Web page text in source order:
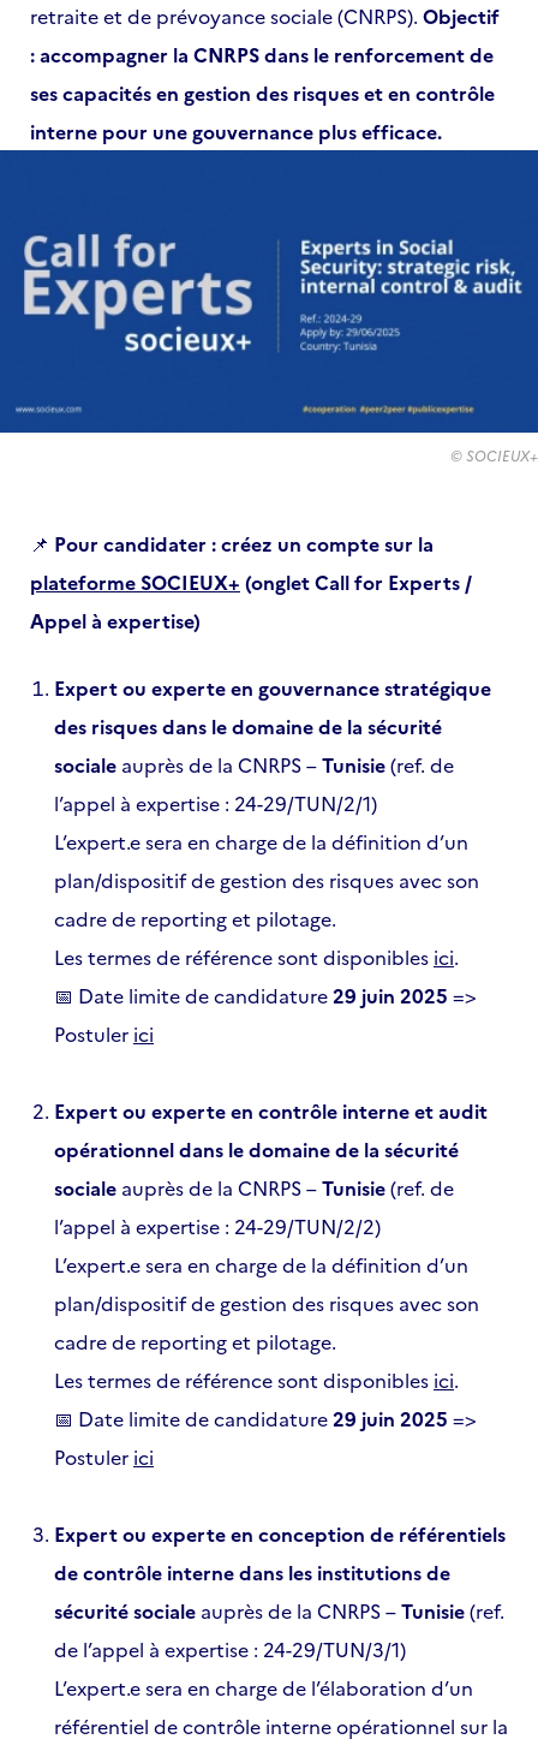
retraite et de prévoyance sociale (CNRPS). Objectif
: accompagner la CNRPS dans le renforcement de
ses capacités en gestion des risques et en contrôle
interne pour une gouvernance plus efficace.
© SOCIEUX+
📌 Pour candidater : créez un compte sur la
plateforme SOCIEUX+ (onglet Call for Experts /
Appel à expertise)
Expert ou experte en gouvernance stratégique
des risques dans le domaine de la sécurité
sociale auprès de la CNRPS –Tunisie(ref. de
l’appel à expertise : 24-29/TUN/2/1)
L’expert.e sera en charge de la définition d’un
plan/dispositif de gestion des risques avec son
cadre de reporting et pilotage.
Les termes de référence sont disponibles ici.
📅 Date limite de candidature29 juin 2025 =>
Postuler ici
Expert ou experte en contrôle interne et audit
opérationnel dans le domaine de la sécurité
sociale auprès de la CNRPS –Tunisie(ref. de
l’appel à expertise : 24-29/TUN/2/2)
L’expert.e sera en charge de la définition d’un
plan/dispositif de gestion des risques avec son
cadre de reporting et pilotage.
Les termes de référence sont disponibles ici.
📅 Date limite de candidature29 juin 2025 =>
Postuler ici
Expert ou experte en conception de référentiels
de contrôle interne dans les institutions de
sécurité sociale auprès de la CNRPS –Tunisie(ref.
de l’appel à expertise : 24-29/TUN/3/1)
L’expert.e sera en charge de l’élaboration d’un
référentiel de contrôle interne opérationnel sur la